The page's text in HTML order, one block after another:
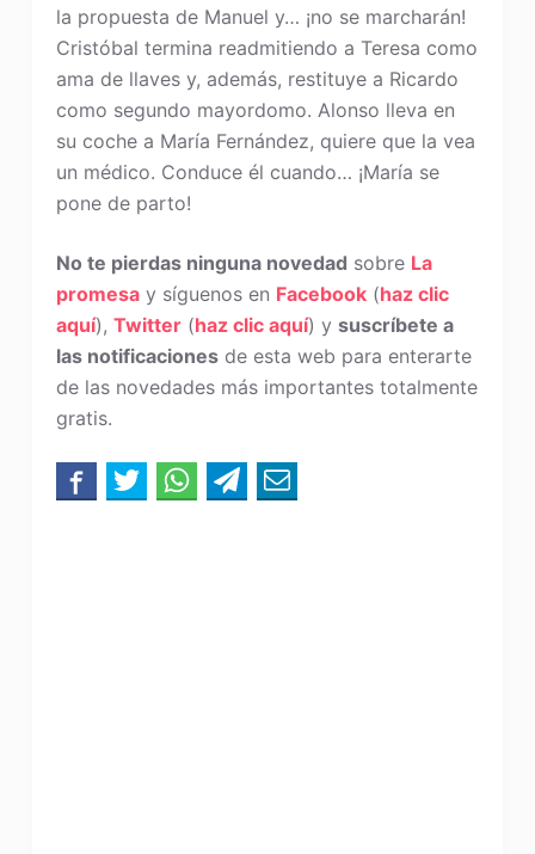
la propuesta de Manuel y… ¡no se marcharán!
Cristóbal termina readmitiendo a Teresa como
ama de llaves y, además, restituye a Ricardo
como segundo mayordomo. Alonso lleva en
su coche a María Fernández, quiere que la vea
un médico. Conduce él cuando… ¡María se
pone de parto!
No te pierdas ninguna novedad sobre La
promesay síguenos en Facebook(haz clic
aquí), Twitter(haz clic aquí) y suscríbete a
las notificacionesde esta web para enterarte
de las novedades más importantes totalmente
gratis.